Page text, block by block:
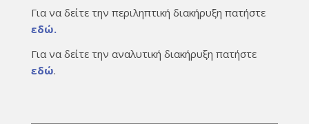
Για να δείτε την περιληπτική διακήρυξη πατήστε
εδώ.
Για να δείτε την αναλυτική διακήρυξη πατήστε
εδώ.